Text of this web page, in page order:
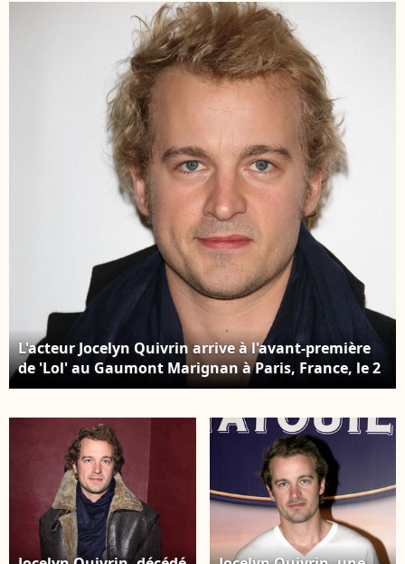
petit Charlie, acteur
salué, tragiquement
disparu en 2009 dans
un accident de voiture.
L'actrice Alice Taglioni
et son petit ami
l'acteur Jocelyn Quivrin
arrivent à la 33e
cérémonie des César
(prix du cinéma
français) qui s'est
tenue au Théâtre du
Chatelet à Paris,
France, le 22 février
2008. Photo by Denis
Guignebourg/ABACAPRESS.COM
acteurs) au cinéma
Champo à Paris,
France, le 20 octobre
2009. Photo by Denis
Guignebourg/
L'acteur Jocelyn Quivrin arrive à l'avant-première
de 'Lol' au Gaumont Marignan à Paris, France, le 2
février 2009. Photo by Denis